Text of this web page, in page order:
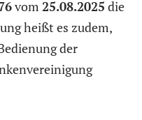
vom 25.08.2025 die
heißt es zudem,
der